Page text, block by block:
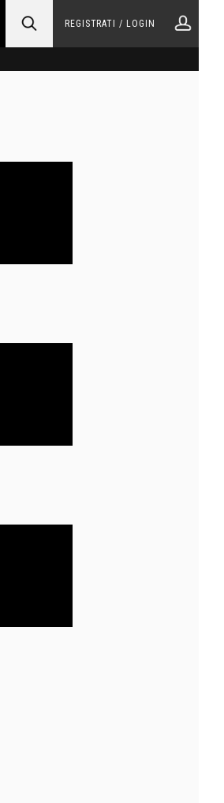
REGISTRATI / LOGIN